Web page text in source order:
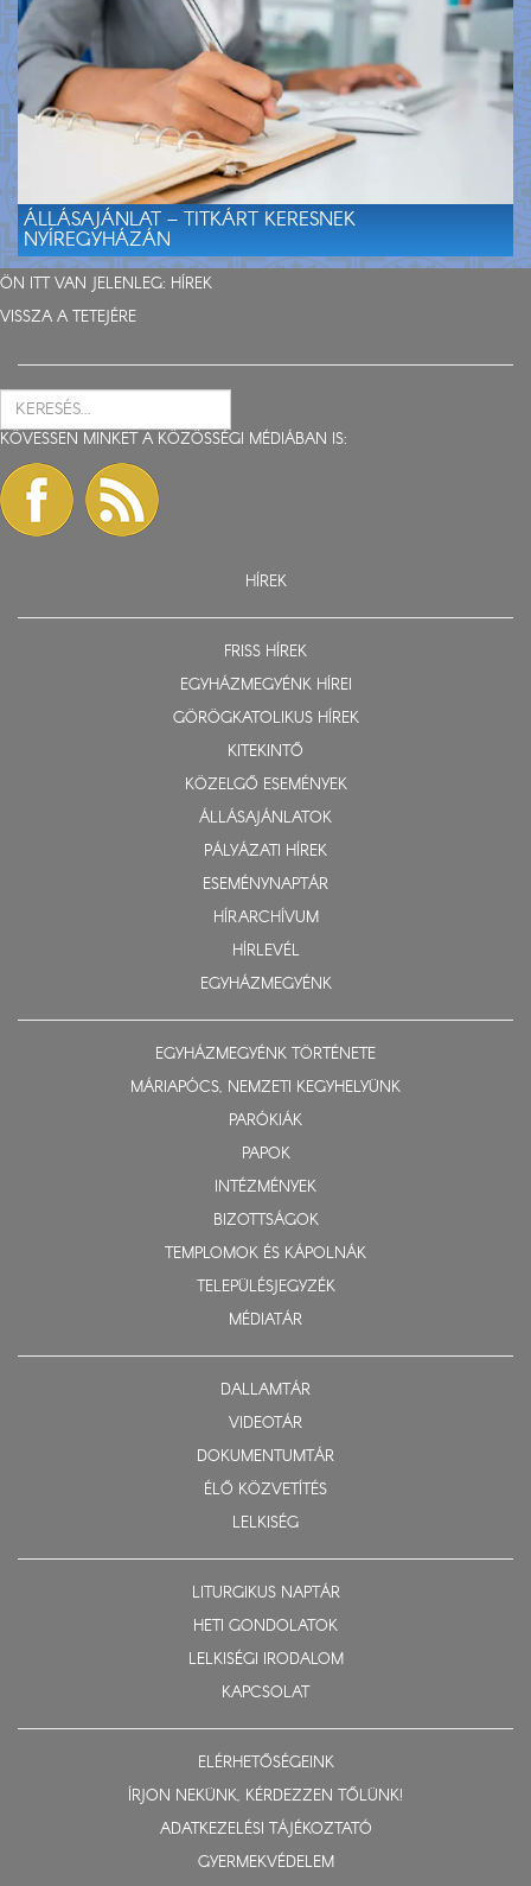
ÁLLÁSAJÁNLAT – TITKÁRT KERESNEK
NYÍREGYHÁZÁN
ÖN ITT VAN JELENLEG: HÍREK
VISSZA A TETEJÉRE
KÖVESSEN MINKET A KÖZÖSSÉGI MÉDIÁBAN IS:
HÍREK
FRISS HÍREK
EGYHÁZMEGYÉNK HÍREI
GÖRÖGKATOLIKUS HÍREK
KITEKINTŐ
KÖZELGŐ ESEMÉNYEK
ÁLLÁSAJÁNLATOK
PÁLYÁZATI HÍREK
ESEMÉNYNAPTÁR
HÍRARCHÍVUM
HÍRLEVÉL
EGYHÁZMEGYÉNK
EGYHÁZMEGYÉNK TÖRTÉNETE
MÁRIAPÓCS, NEMZETI KEGYHELYÜNK
PARÓKIÁK
PAPOK
INTÉZMÉNYEK
BIZOTTSÁGOK
TEMPLOMOK ÉS KÁPOLNÁK
TELEPÜLÉSJEGYZÉK
MÉDIATÁR
DALLAMTÁR
VIDEOTÁR
DOKUMENTUMTÁR
ÉLŐ KÖZVETÍTÉS
LELKISÉG
LITURGIKUS NAPTÁR
HETI GONDOLATOK
LELKISÉGI IRODALOM
KAPCSOLAT
ELÉRHETŐSÉGEINK
ÍRJON NEKÜNK, KÉRDEZZEN TŐLÜNK!
ADATKEZELÉSI TÁJÉKOZTATÓ
GYERMEKVÉDELEM